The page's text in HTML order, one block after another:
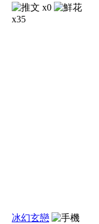
x0
x35
冰幻玄戀